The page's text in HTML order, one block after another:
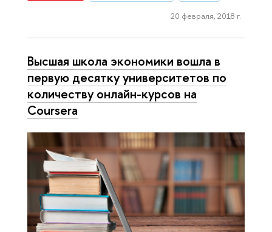
20 февраля, 2018 г.
Высшая школа экономики вошла в
первую десятку университетов по
количеству онлайн-курсов на
Coursera